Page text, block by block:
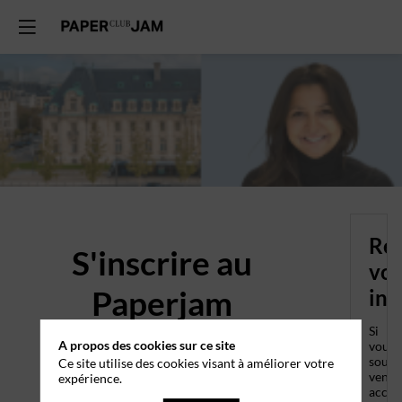
S'inscrire au
Paperjam
Together : Le
rendez-vous des
vos
Si
vous
venir
A propos des cookies sur ce site
Ce site utilise des cookies visant à améliorer votre
expérience.